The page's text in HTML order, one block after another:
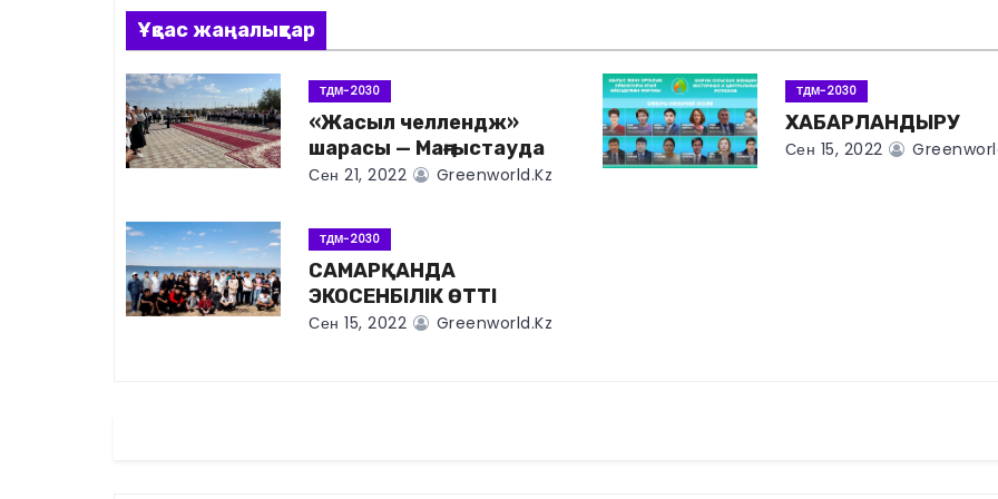
в
и
г
а
ц
и
я
Ұқсас жаңалықтар
ТДМ-2030
«Жасыл челлендж»
шарасы — Маңғыстауда
Сен 21, 2022 Greenworld.kz
ТДМ-2030
ХАБАРЛАНДЫРУ
Сен 15, 2022
ТДМ-2030
САМАРҚАНДА
ЭКОСЕНБІЛІК ӨТТІ
Сен 15, 2022 Greenworld.kz